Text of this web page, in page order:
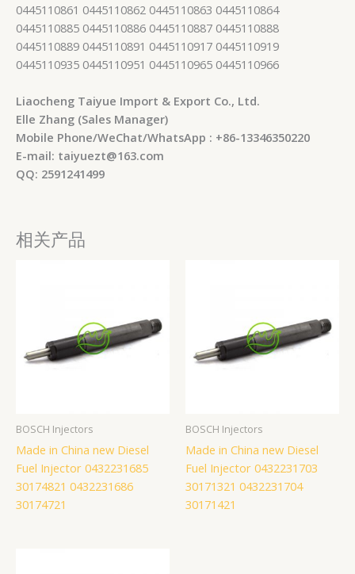
0445110861 0445110862 0445110863 0445110864
0445110885 0445110886 0445110887 0445110888
0445110889 0445110891 0445110917 0445110919
0445110935 0445110951 0445110965 0445110966
Liaocheng Taiyue Import & Export Co., Ltd.
Elle Zhang (Sales Manager)
Mobile Phone/WeChat/WhatsApp : +86-13346350220
E-mail: taiyuezt@163.com
QQ: 2591241499
相关产品
BOSCH Injectors
Made in China new Diesel
Fuel Injector 0432231685
30174821 0432231686
30174721
BOSCH Injectors
Made in China new Diesel
Fuel Injector 0432231703
30171321 0432231704
30171421